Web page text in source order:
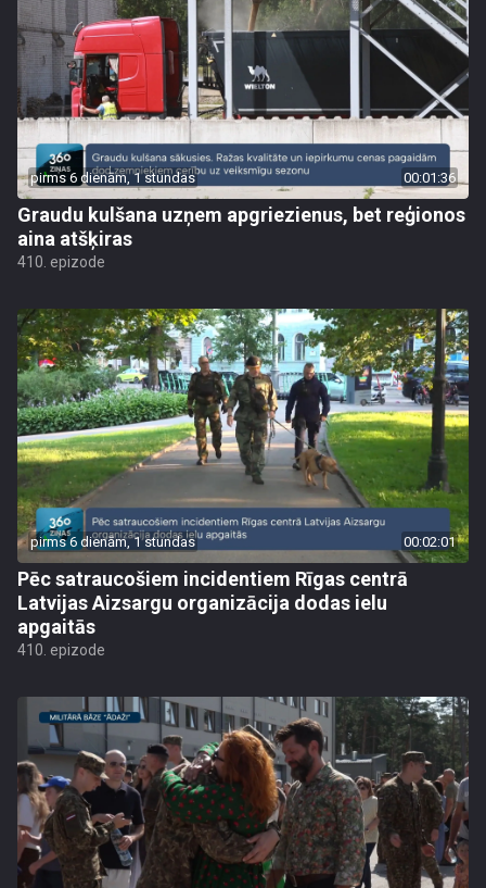
pirms 6 dienām, 1 stundas 00:01:36
Graudu kulšana uzņem apgriezienus, bet reģionos
aina atšķiras
410. epizode
pirms 6 dienām, 1 stundas 00:02:01
Pēc satraucošiem incidentiem Rīgas centrā
Latvijas Aizsargu organizācija dodas ielu
apgaitās
410. epizode